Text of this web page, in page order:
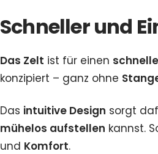
Schneller und
Das Zelt ist für einen
konzipiert – ganz ohne
Das intuitive Design sorgt
mühelos aufstellen kannst.
und Komfort.